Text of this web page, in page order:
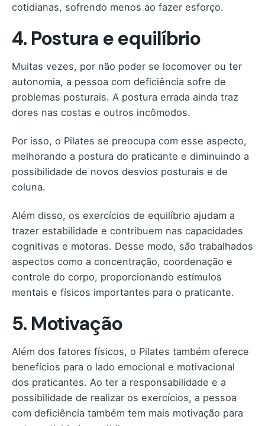
cotidianas, sofrendo menos ao fazer esforço.
4. Postura e equilíbrio
Muitas vezes, por não poder se locomover ou ter
autonomia, a pessoa com deficiência sofre de
problemas posturais. A postura errada ainda traz
dores nas costas e outros incômodos.
Por isso, o Pilates se preocupa com esse aspecto,
melhorando a postura do praticante e diminuindo a
possibilidade de novos desvios posturais e de
coluna.
Além disso, os exercícios de equilíbrio ajudam a
trazer estabilidade e contribuem nas capacidades
cognitivas e motoras. Desse modo, são trabalhados
aspectos como a concentração, coordenação e
controle do corpo, proporcionando estímulos
mentais e físicos importantes para o praticante.
5. Motivação
Além dos fatores físicos, o Pilates também oferece
benefícios para o lado emocional e motivacional
dos praticantes. Ao ter a responsabilidade e a
possibilidade de realizar os exercícios, a pessoa
com deficiência também tem mais motivação para